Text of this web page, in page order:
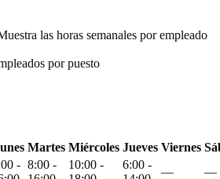
las horas semanales por empleado
por puesto
Martes Miércoles Jueves Viernes
- 8:00 -
10:00 -
6:00 -
— —